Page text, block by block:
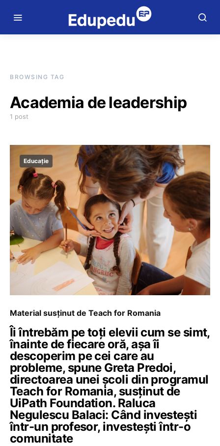
BROWSING TAG
Academia de leadership
1 post
Educație
Material susținut de Teach for Romania
Îi întrebăm pe toți elevii cum se simt,
înainte de fiecare oră, așa îi
descoperim pe cei care au
probleme, spune Greta Predoi,
directoarea unei școli din programul
Teach for Romania, susținut de
UiPath Foundation. Raluca
Negulescu Balaci: Când investești
într-un profesor, investești într-o
comunitate